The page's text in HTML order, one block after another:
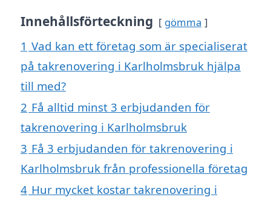
Innehållsförteckning gömma
1 Vad kan ett företag som är specialiserat
på takrenovering i Karlholmsbruk hjälpa
till med?
2 Få alltid minst 3 erbjudanden för
takrenovering i Karlholmsbruk
3 Få 3 erbjudanden för takrenovering i
Karlholmsbruk från professionella företag
4 Hur mycket kostar takrenovering i